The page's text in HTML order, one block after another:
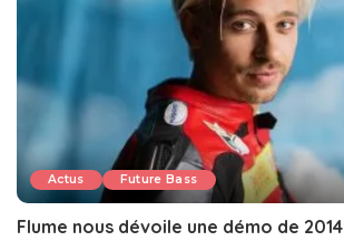
Actus Future Bass
Flume nous dévoile une démo de 2014